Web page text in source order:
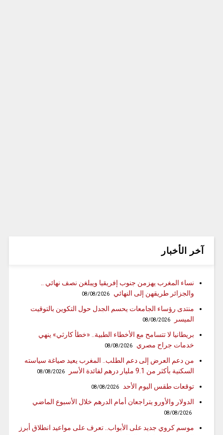
آخر الأخبار
نساء المغرب يهزمن جنوب إفريقيا ويبلغن نصف نهائي ..
والجزائر طريقهن إلى النهائي
08/08/2026
منتدى رؤساء الجامعات يحسم الجدل حول التكوين بالتوقيت
الميسر
08/08/2026
بريطانيا لا تتسامح مع الأخطاء الطبية.. «خطأ كارثي» ينهي
خدمات جراح مصري
08/08/2026
من دعم العرض إلى دعم الطلب.. المغرب يعيد صياغة سياسته
السكنية بأكثر من 9.1 مليار درهم لفائدة الأسر
08/08/2026
توقعات طقس اليوم الأحد 08/08/2026
الدولار والأورو يتراجعان أمام الدرهم خلال الأسبوع الماضي
08/08/2026
موسم كروي جديد على الأبواب.. تعرف على مواعيد انطلاق أبرز